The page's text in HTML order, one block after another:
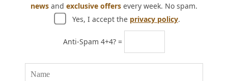
news and exclusive offers every week. No spam.
Yes, I accept the privacy policy.
Anti-Spam 4+4? =